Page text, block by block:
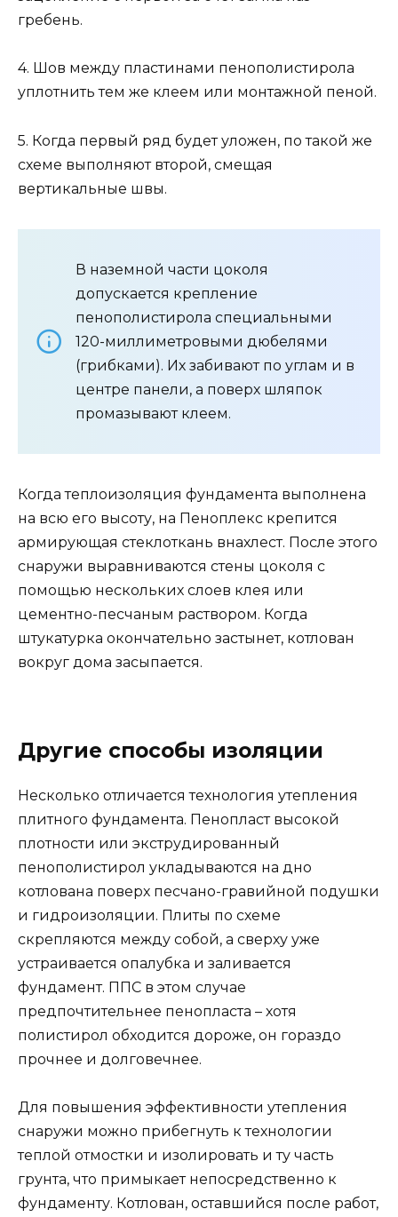
гребень.
4. Шов между пластинами пенополистирола
уплотнить тем же клеем или монтажной пеной.
5. Когда первый ряд будет уложен, по такой же
схеме выполняют второй, смещая
вертикальные швы.
В наземной части цоколя
допускается крепление
пенополистирола специальными
120-миллиметровыми дюбелями
(грибками). Их забивают по углам и в
центре панели, а поверх шляпок
промазывают клеем.
Когда теплоизоляция фундамента выполнена
на всю его высоту, на Пеноплекс крепится
армирующая стеклоткань внахлест. После этого
снаружи выравниваются стены цоколя с
помощью нескольких слоев клея или
цементно-песчаным раствором. Когда
штукатурка окончательно застынет, котлован
вокруг дома засыпается.
Другие способы изоляции
Несколько отличается технология утепления
плитного фундамента. Пенопласт высокой
плотности или экструдированный
пенополистирол укладываются на дно
котлована поверх песчано-гравийной подушки
и гидроизоляции. Плиты по схеме
скрепляются между собой, а сверху уже
устраивается опалубка и заливается
фундамент. ППС в этом случае
предпочтительнее пенопласта – хотя
полистирол обходится дороже, он гораздо
прочнее и долговечнее.
Для повышения эффективности утепления
снаружи можно прибегнуть к технологии
теплой отмостки и изолировать и ту часть
грунта, что примыкает непосредственно к
фундаменту. Котлован, оставшийся после работ,